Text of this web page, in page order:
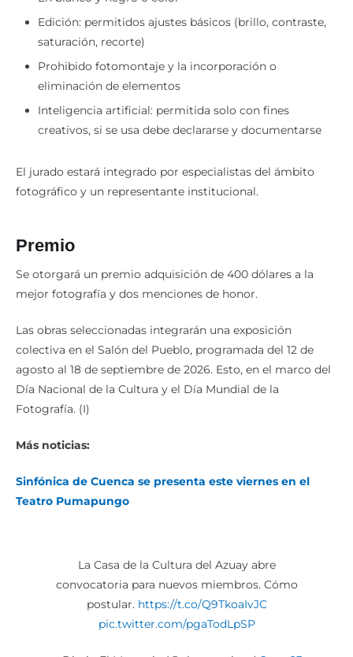
Edición: permitidos ajustes básicos (brillo, contraste,
saturación, recorte)
Prohibido fotomontaje y la incorporación o
eliminación de elementos
Inteligencia artificial: permitida solo con fines
creativos, si se usa debe declararse y documentarse
El jurado estará integrado por especialistas del ámbito
fotográfico y un representante institucional.
Premio
Se otorgará un premio adquisición de 400 dólares a la
mejor fotografía y dos menciones de honor.
Las obras seleccionadas integrarán una exposición
colectiva en el Salón del Pueblo, programada del 12 de
agosto al 18 de septiembre de 2026. Esto, en el marco del
Día Nacional de la Cultura y el Día Mundial de la
Fotografía. (I)
Más noticias:
Sinfónica de Cuenca se presenta este viernes en el
Teatro Pumapungo
La Casa de la Cultura del Azuay abre
convocatoria para nuevos miembros. Cómo
postular. https://t.co/Q9TkoaIvJC
pic.twitter.com/pgaTodLpSP